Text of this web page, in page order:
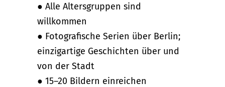
● Alle Altersgruppen sind
willkommen
● Fotografische Serien über Berlin;
einzigartige Geschichten über und
von der Stadt
● 15–20 Bildern einreichen